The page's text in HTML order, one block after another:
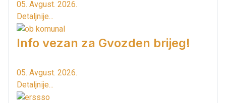
05. Avgust. 2026.
Detaljnije...
Info vezan za Gvozden brijeg!
05. Avgust. 2026.
Detaljnije...